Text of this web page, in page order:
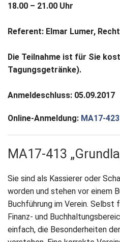
18.00 – 21.00 Uhr
Referent: Elmar Lumer,
Die Teilnahme ist für Sie
Tagungsgetränke).
Anmeldeschluss: 05.09.2017
Online-Anmeldung: MA17-423
MA17-413
Sie sind als Kassierer oder
worden und stehen vor einem
Buchführung im Verein. Selbst
Finanz- und
einfach, die Besonderheiten